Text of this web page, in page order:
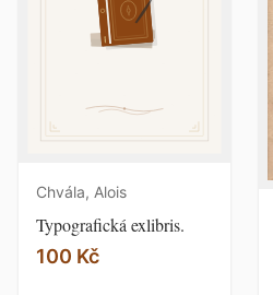
Chvála, Alois
Typografická exlibris.
100 Kč